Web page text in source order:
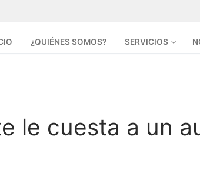
¿QUIÉNES SOMOS? SERVICIOS
le cuesta a un